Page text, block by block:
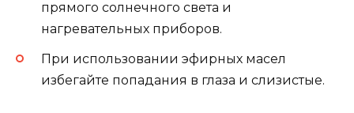
прямого солнечного света и
нагревательных приборов.
При использовании эфирных масел
избегайте попадания в глаза и слизистые.